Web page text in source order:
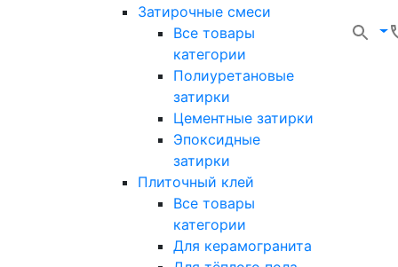
Затирочные смеси
Все товары
категории
Полиуретановые
затирки
Цементные затирки
Эпоксидные
затирки
Плиточный клей
Все товары
категории
Для керамогранита